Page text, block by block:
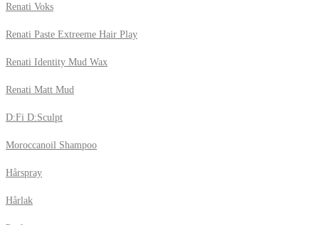
Renati Voks
Renati Paste Extreeme Hair Play
Renati Identity Mud Wax
Renati Matt Mud
D:Fi D:Sculpt
Moroccanoil Shampoo
Hårspray
Hårlak